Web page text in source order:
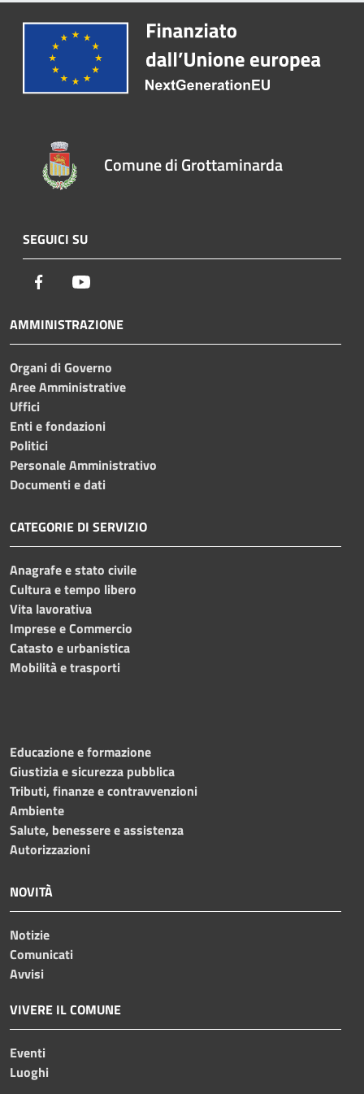
Comune di Grottaminarda
SEGUICI SU
Facebook
AMMINISTRAZIONE
Organi di Governo
Aree Amministrative
Uffici
Enti e fondazioni
Politici
Personale Amministrativo
Documenti e dati
CATEGORIE DI SERVIZIO
Anagrafe e stato civile
Cultura e tempo libero
Vita lavorativa
Imprese e Commercio
Catasto e urbanistica
Mobilità e trasporti
Educazione e formazione
Giustizia e sicurezza pubblica
Tributi, finanze e contravvenzioni
Ambiente
Salute, benessere e assistenza
Autorizzazioni
NOVITÀ
Notizie
Comunicati
Avvisi
VIVERE IL COMUNE
Eventi
Luoghi